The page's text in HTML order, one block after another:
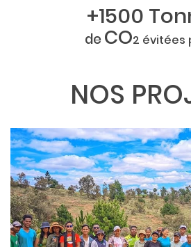
+1500
deCO2 évitées
NOS